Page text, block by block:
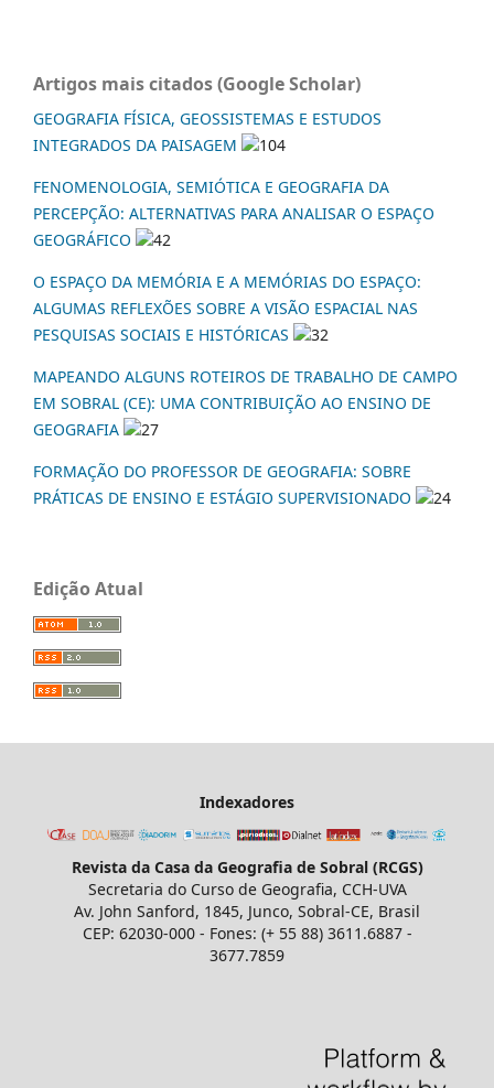
Artigos mais citados (Google Scholar)
GEOGRAFIA FÍSICA, GEOSSISTEMAS E ESTUDOS
INTEGRADOS DA PAISAGEM
104
FENOMENOLOGIA, SEMIÓTICA E GEOGRAFIA DA
PERCEPÇÃO: ALTERNATIVAS PARA ANALISAR O ESPAÇO
GEOGRÁFICO
42
O ESPAÇO DA MEMÓRIA E A MEMÓRIAS DO ESPAÇO:
ALGUMAS REFLEXÕES SOBRE A VISÃO ESPACIAL NAS
PESQUISAS SOCIAIS E HISTÓRICAS
32
MAPEANDO ALGUNS ROTEIROS DE TRABALHO DE CAMPO
EM SOBRAL (CE): UMA CONTRIBUIÇÃO AO ENSINO DE
GEOGRAFIA
27
FORMAÇÃO DO PROFESSOR DE GEOGRAFIA: SOBRE
PRÁTICAS DE ENSINO E ESTÁGIO SUPERVISIONADO
24
Edição Atual
Indexadores
Revista da Casa da Geografia de Sobral (RCGS)
Secretaria do Curso de Geografia, CCH-UVA
Av. John Sanford, 1845, Junco, Sobral-CE, Brasil
CEP: 62030-000 - Fones: (+ 55 88) 3611.6887 -
3677.7859